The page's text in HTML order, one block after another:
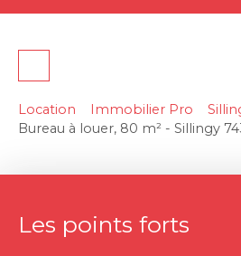
Location Immobilier Pro
Bureau à louer, 80 m² - Sillingy
Les points forts